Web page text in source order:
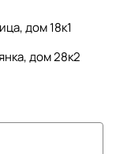
дом 18к1
дом 28к2